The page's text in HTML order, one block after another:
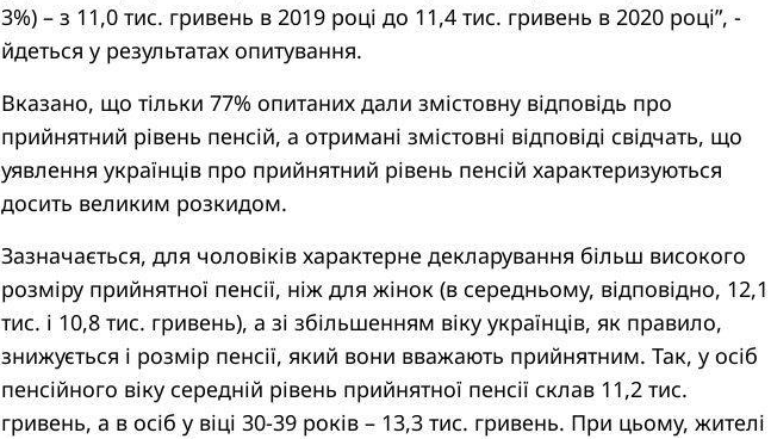
3%) – з 11,0 тис. гривень в 2019 році до 11,4 тис. гривень в 2020 році”, -
йдеться у результатах опитування.
Вказано, що тільки 77% опитаних дали змістовну відповідь про
прийнятний рівень пенсій, а отримані змістовні відповіді свідчать, що
уявлення українців про прийнятний рівень пенсій характеризуються
досить великим розкидом.
Зазначається, для чоловіків характерне декларування більш високого
розміру прийнятної пенсії, ніж для жінок (в середньому, відповідно, 12,1
тис. і 10,8 тис. гривень), а зі збільшенням віку українців, як правило,
знижується і розмір пенсії, який вони вважають прийнятним. Так, у осіб
пенсійного віку середній рівень прийнятної пенсії склав 11,2 тис.
гривень, а в осіб у віці 30-39 років – 13,3 тис. гривень. При цьому, жителі